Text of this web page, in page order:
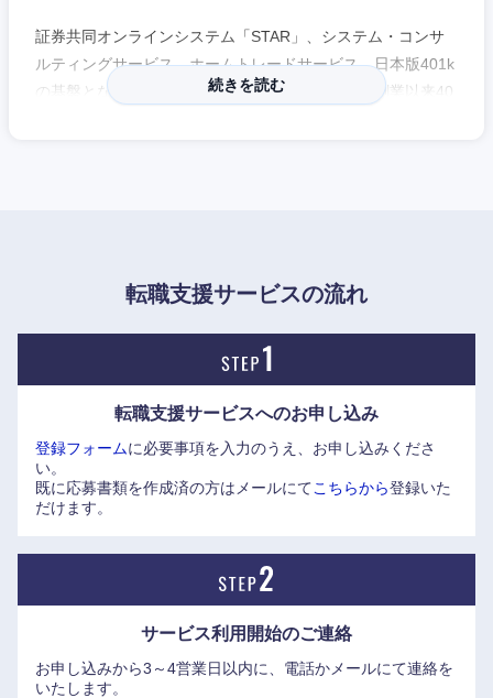
証券共同オンラインシステム「STAR」、システム・コンサ
ルティングサービス、ホームトレードサービス、日本版401k
の基盤となった年金市場改革に関する研究など、創業以来40
・1社あたりの年間売り上げ収益が10億円を超える顧客91社
→各業界トップクラスの顧客を支援
・ビジネスプラットフォームの売上収益1097億円（売上構成
→コンサル・受託型サービスだけでなく、自社投資サービ
ス事業の経験機会が豊富
・積極的にビジネスモデルやソフトウェアを知的資産化
→例：貯まったマイルを4駅にランダムで行ける新幹線切
・各部門が自立して案件獲得から行い、お互いの知見が必要
・1人あたりの営業利益が業界トップの6.43百万円
続きを読む
転職支援サービスの流れ
転職支援サービスへのお申し込み
登録フォームに必要事項を入力のうえ、お申し込みくださ
い。
既に応募書類を作成済の方はメールにてこちらから登録いた
だけます。
サービス利用開始のご連絡
お申し込みから3～4営業日以内に、電話かメールにて連絡を
いたします。
岡山県 広島県
山口県 徳島県